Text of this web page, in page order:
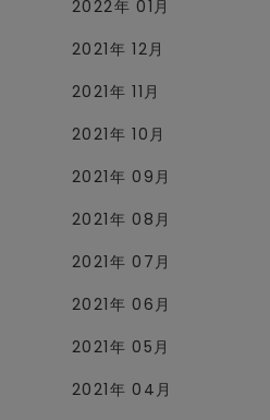
2022年 01月
2021年 12月
2021年 11月
2021年 10月
2021年 09月
2021年 08月
2021年 07月
2021年 06月
2021年 05月
2021年 04月